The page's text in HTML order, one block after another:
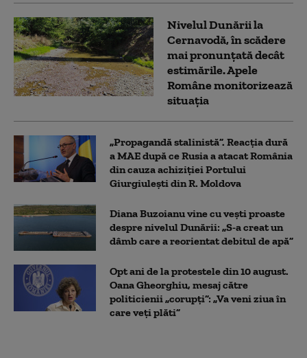
Nivelul Dunării la
Cernavodă, în scădere
mai pronunțată decât
estimările. Apele
Române monitorizează
situația
„Propagandă stalinistă”. Reacția dură
a MAE după ce Rusia a atacat România
din cauza achiziției Portului
Giurgiulești din R. Moldova
Diana Buzoianu vine cu vești proaste
despre nivelul Dunării: „S-a creat un
dâmb care a reorientat debitul de apă”
Opt ani de la protestele din 10 august.
Oana Gheorghiu, mesaj către
politicienii „corupți”: „Va veni ziua în
care veţi plăti”